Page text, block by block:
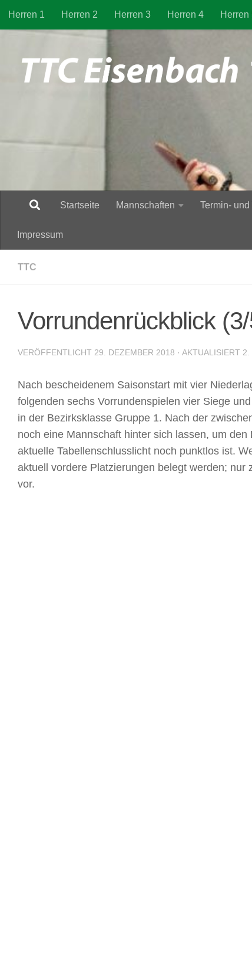
Zum Inhalt springen
Herren 1 Herren 2 Herren 3 Herren 4 Herren
Startseite Mannschaften Termin-
Impressum
TTC
Vorrundenrückblick
VERÖFFENTLICHT 29. DEZEMBER 2018 · AKTUALISIERT 2.
Nach bescheidenem Saisonstart mit vier
folgenden sechs Vorrundenspielen vier Siege
in der Bezirksklasse Gruppe 1. Nach der
noch eine Mannschaft hinter sich lassen, um
aktuelle Tabellenschlusslicht noch punktlos ist.
aktuell vordere Platzierungen belegt werden;
vor.